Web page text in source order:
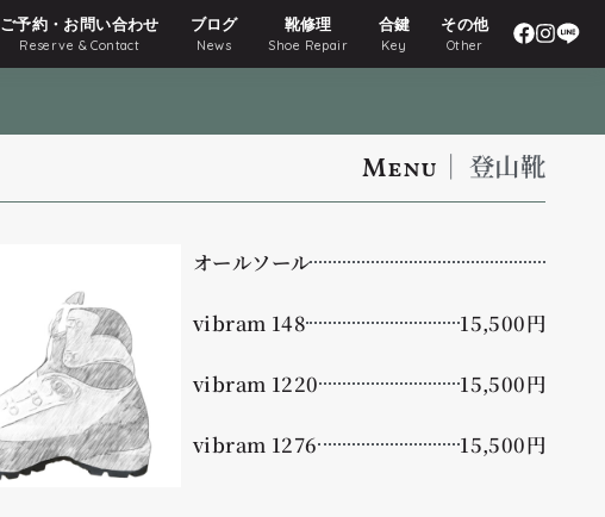
ご予約・お問い合わせ
Reserve & Contact
ブログ
News
靴修理
Shoe Repair
合鍵
Key
その他
Other
Menu ｜ 登山靴
オールソール
vibram 148 15,500円
vibram 1220 15,500円
vibram 1276 15,500円